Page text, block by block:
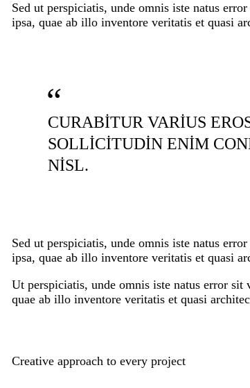
Sed ut perspiciatis, unde omnis iste natus
ipsa, quae ab illo inventore veritatis et quasi
CURABITUR VARIUS
SOLLICITUDIN ENIM
NISL.
Sed ut perspiciatis, unde omnis iste natus
ipsa, quae ab illo inventore veritatis et quasi
Ut perspiciatis, unde omnis iste natus error sit
quae ab illo inventore veritatis et quasi
Creative approach to every project